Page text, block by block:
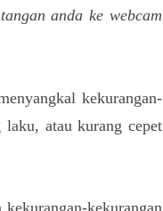
anda ke webcam
kekurangan-
atau kurang cepet
kekurangan